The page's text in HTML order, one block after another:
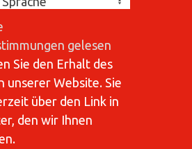
gelesen
Sie den Erhalt des
unserer Website. Sie
über den Link in
den wir Ihnen